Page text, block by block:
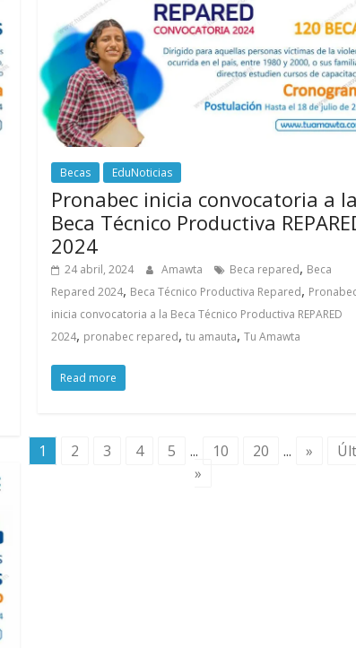
Becas EduNoticias
Pronabec inicia convocatoria a la
Beca Técnico Productiva
2024
24 abril, 2024 Amawta Beca repared, Beca
Repared 2024, Beca Técnico Productiva Repared,
inicia convocatoria a la Beca Técnico Productiva REPARED
2024, pronabec repared,tu amauta,Tu Amawta
Read more
1 2 3 4 5 ... 10 20 ... »
»